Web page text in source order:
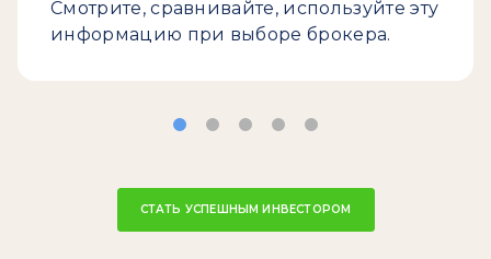
Смотрите, сравнивайте, используйте эту
информацию при выборе брокера.
СТАТЬ УСПЕШНЫМ ИНВЕСТОРОМ